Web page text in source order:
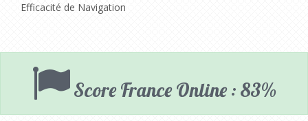
Efficacité de Navigation
Score France Online : 83%